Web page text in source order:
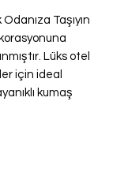
Taşıyın
Lüks otel
için ideal
kumaş